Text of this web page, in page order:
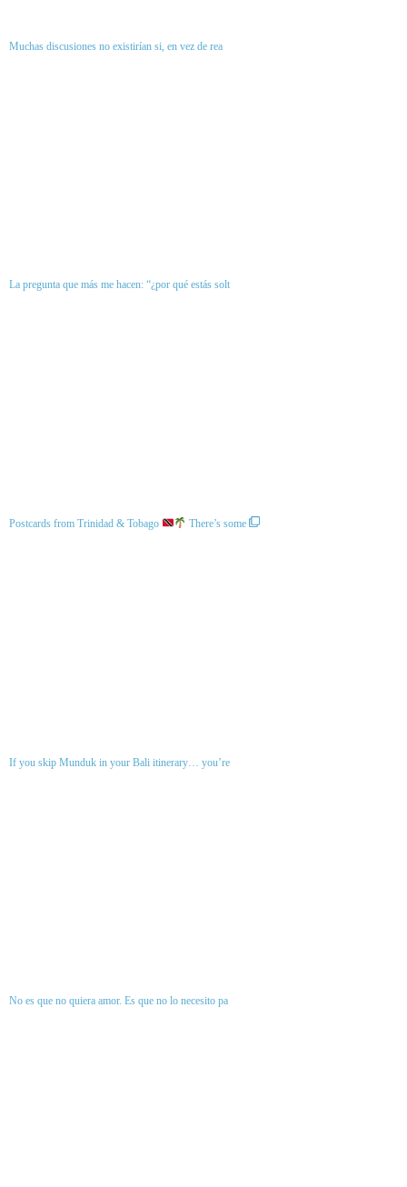
Muchas discusiones no existirían si, en vez de rea
La pregunta que más me hacen: “¿por qué estás solt
Postcards from Trinidad & Tobago There’s some
If you skip Munduk in your Bali itinerary… you’re
No es que no quiera amor. Es que no lo necesito pa